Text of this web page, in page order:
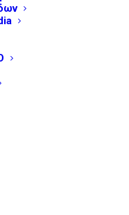
sample